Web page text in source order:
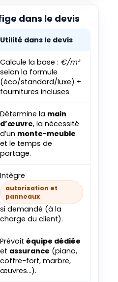
dans le devis
Utilité dans le devis
Calcule la base : €/m³
selon la formule
(éco/standard/luxe) +
fournitures incluses.
Détermine la main
d’œuvre, la nécessité
d’un monte-meuble
et le temps de
portage.
Intègre
autorisation et
panneaux
si demandé (à la
charge du client).
Prévoit équipe dédiée
et assurance (piano,
coffre-fort, marbre,
œuvres…).